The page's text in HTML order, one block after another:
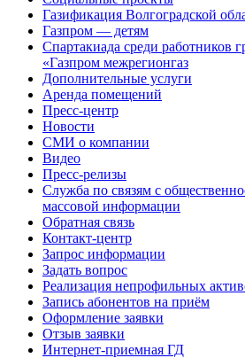
Газификация Волгоградской
Газпром — детям
Спартакиада среди
«Газпром межрегионгаз
Дополнительные услуги
Аренда помещений
Пресс-центр
Новости
СМИ о компании
Видео
Пресс-релизы
Служба по связям с
массовой информации
Обратная связь
Контакт-центр
Запрос информации
Задать вопрос
Реализация непрофильных
Запись абонентов на приём
Оформление заявки
Отзыв заявки
Интернет-приемная ГД